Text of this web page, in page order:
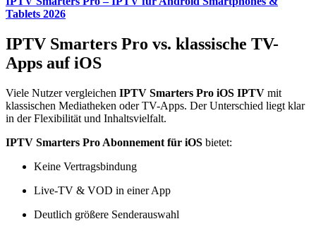
Tablets 2026
IPTV Smarters Pro vs. klassische TV-
Apps auf iOS
Viele Nutzer vergleichen IPTV Smarters Pro iOS IPTV mit
klassischen Mediatheken oder TV-Apps. Der Unterschied liegt klar
in der Flexibilität und Inhaltsvielfalt.
IPTV Smarters Pro Abonnement für iOS bietet:
Keine Vertragsbindung
Live-TV & VOD in einer App
Deutlich größere Senderauswahl